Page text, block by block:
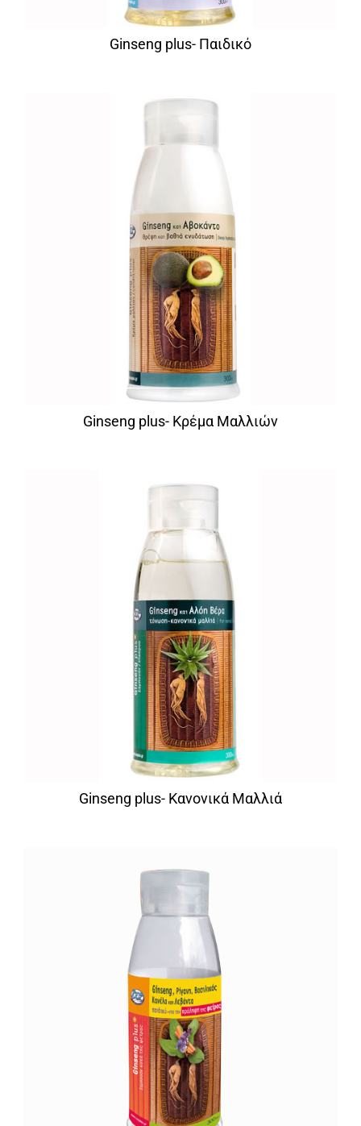
Ginseng plus- Παιδικό
Ginseng plus- Κρέμα Μαλλιών
Ginseng plus- Κανονικά Μαλλιά